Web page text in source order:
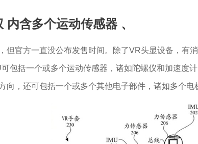
内含多个运动传感器 、
但官方一直没公布发售时间。除了VR头显设备，
包括一个或多个运动传感器，诸如陀螺仪和加速
，还可包括一个或多个其他电子部件，诸如多个